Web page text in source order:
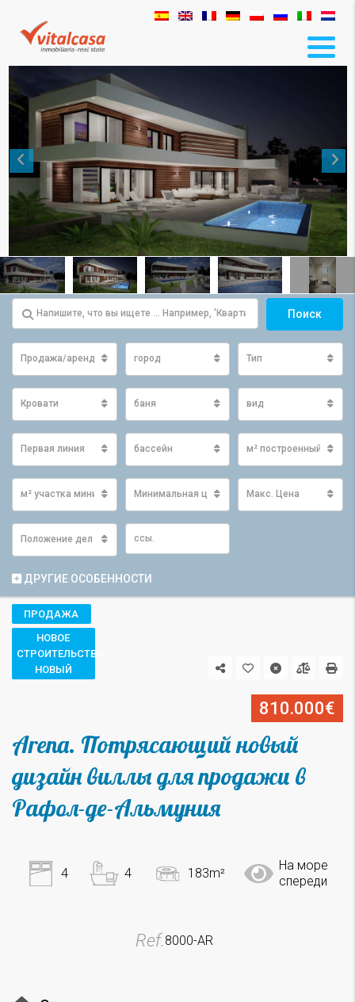
Поиск
Продажа/аренда город Тип
Кровати баня вид
Первая линия бассейн м² построенный
м² участка минимум Минимальная цена Макс. Цена
Положение дел
ДРУГИЕ ОСОБЕННОСТИ
ПРОДАЖА
НОВОЕ
СТРОИТЕЛЬСТВО,
НОВЫЙ
810.000€
Arena. Потрясающий новый
дизайн виллы для продажи в
Рафол-де-Альмуния
4 4 183m²
На море
спереди
Ref. 8000-AR